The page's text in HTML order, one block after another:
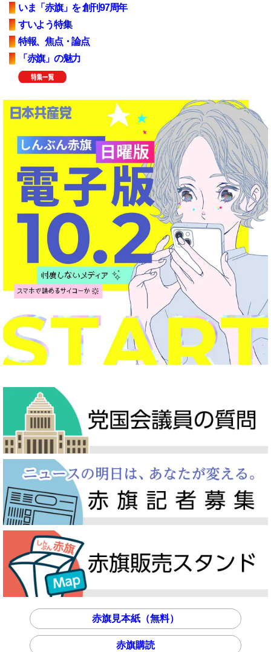
いま「赤旗」を 創刊97周年
すいよう特集
特報、焦点・論点
「赤旗」の魅力
赤旗見本紙（無料）
赤旗購読